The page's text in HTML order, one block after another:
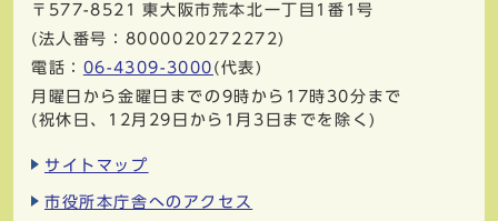
〒577-8521
東大阪市荒本北一丁目1番1号
(法人番号：8000020272272)
電話： 06-4309-3000 (代表)
月曜日から金曜日までの9時から17時30分まで
(祝休日、12月29日から1月3日までを除く)
サイトマップ
市役所本庁舎へのアクセス